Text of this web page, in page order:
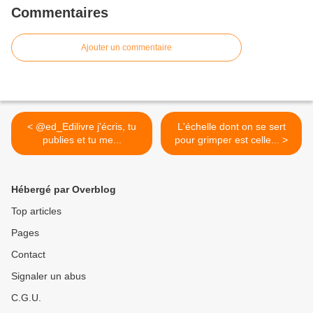
Commentaires
Ajouter un commentaire
< @ed_Edilivre j'écris, tu
publies et tu me...
L'échelle dont on se sert
pour grimper est celle... >
Hébergé par Overblog
Top articles
Pages
Contact
Signaler un abus
C.G.U.